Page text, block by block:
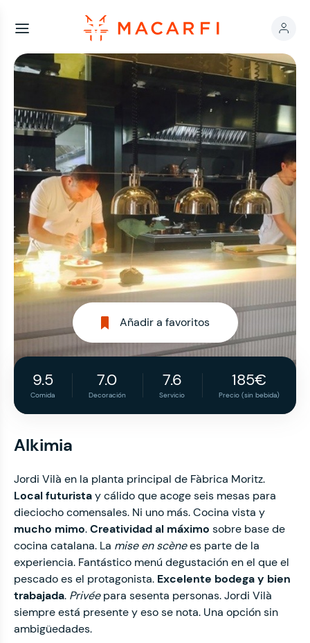
Añadir a favoritos
9.5
Comida
7.0
Decoración
7.6
Servicio
185€
Precio (sin bebida)
Alkimia
Jordi Vilà en la planta principal de Fàbrica Moritz.
Local futuristay cálido que acoge seis mesas para
dieciocho comensales. Ni uno más. Cocina vista y
mucho mimo.Creatividad al máximo sobre base de
cocina catalana. La mise en scènees parte de la
experiencia. Fantástico menú degustación en el que el
pescado es el protagonista. Excelente bodega y bien
trabajada. Privéepara sesenta personas. Jordi Vilà
siempre está presente y eso se nota. Una opción sin
ambigüedades.